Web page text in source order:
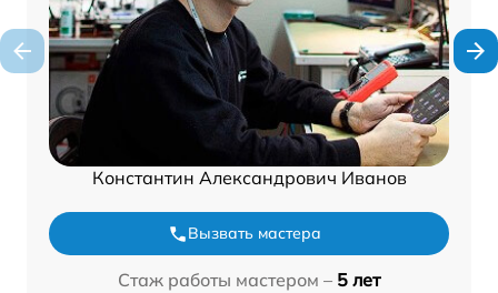
Константин Александрович Иванов
Вызвать мастера
Стаж работы мастером – 5 лет